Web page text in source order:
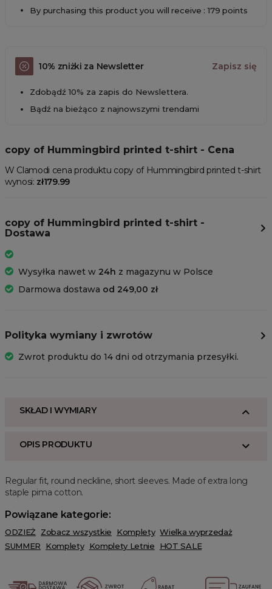
By purchasing this product you will receive : 179 points
10% zniżki za Newsletter Zapisz się
Zdobądź 10% za zapis do Newslettera.
Bądź na bieżąco z najnowszymi trendami
copy of Hummingbird printed t-shirt - Cena
W Clamodi cena produktu copy of Hummingbird printed t-shirt
wynosi: zł179.99
copy of Hummingbird printed t-shirt -
Dostawa
Wysyłka nawet w 24h z magazynu w Polsce
Darmowa dostawa od 249,00 zł
Polityka wymiany i zwrotów
Zwrot produktu do 14 dni od otrzymania przesyłki.
SKŁAD I WYMIARY
OPIS PRODUKTU
Regular fit, round neckline, short sleeves. Made of extra long
staple pima cotton.
Powiązane kategorie:
ODZIEŻ Zobacz wszystkie Komplety Wielka wyprzedaż
SUMMER
Komplety Komplety Letnie HOT SALE